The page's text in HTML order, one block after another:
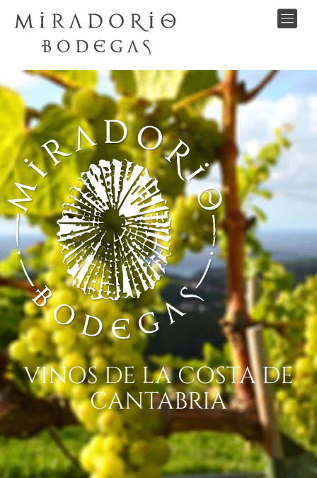
VINOS DE LA COSTA DE
CANTABRIA